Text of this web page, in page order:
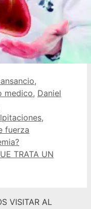
,
medico, Daniel
,
fuerza
TRATA UN
VISITAR AL